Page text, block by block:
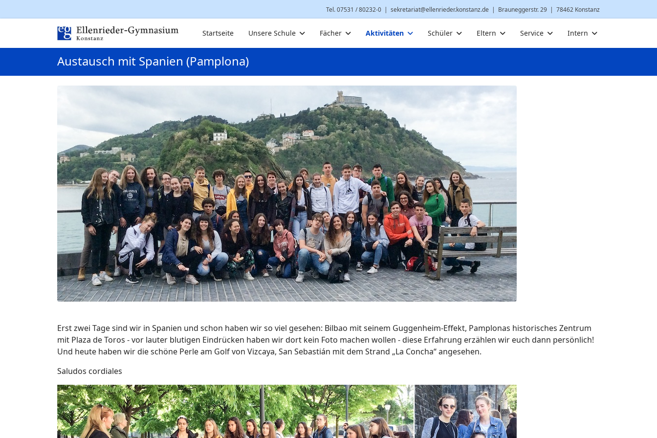
Tel. 07531 / 80232-0 | sekretariat@ellenrieder.konstanz.de | Brauneggerstr. 29 | 78462 Konstanz
Startseite Unsere Schule Fächer Aktivitäten Schüler Eltern Service Intern
Austausch mit Spanien (Pamplona)
Erst zwei Tage sind wir in Spanien und schon haben wir so viel gesehen: Bilbao mit seinem Guggenheim-Effekt, Pamplonas historisches Zentrum
mit Plaza de Toros - vor lauter blutigen Eindrücken haben wir dort kein Foto machen wollen - diese Erfahrung erzählen wir euch dann persönlich!
Und heute haben wir die schöne Perle am Golf von Vizcaya, San Sebastián mit dem Strand „La Concha“ angesehen.
Saludos cordiales